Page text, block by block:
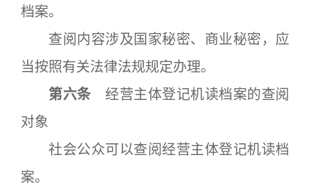
档案。
查阅内容涉及国家秘密、商业秘密，应
当按照有关法律法规规定办理。
第六条 经营主体登记机读档案的查阅
对象
社会公众可以查阅经营主体登记机读档
案。